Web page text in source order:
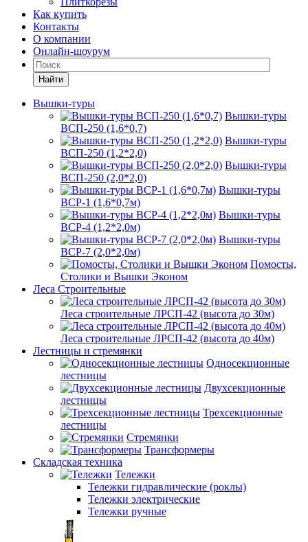
Как купить
Контакты
О компании
Онлайн-шоурум
Найти
Вышки-туры
Вышки-туры
ВСП-250 (1,6*0,7)
Вышки-туры
ВСП-250 (1,2*2,0)
Вышки-туры
ВСП-250 (2,0*2,0)
Вышки-туры
ВСР-1 (1,6*0,7м)
Вышки-туры
ВСР-4 (1,2*2,0м)
Вышки-туры
ВСР-7 (2,0*2,0м)
Помосты,
Столики и Вышки Эконом
Леса Строительные
Леса строительные ЛРСП-42 (высота до 30м)
Леса строительные ЛРСП-42 (высота до 40м)
Лестницы и стремянки
Односекционные
лестницы
Двухсекционные
лестницы
Трехсекционные
лестницы
Стремянки
Трансформеры
Складская техника
Тележки
Тележки гидравлические (роклы)
Тележки электрические
Тележки ручные